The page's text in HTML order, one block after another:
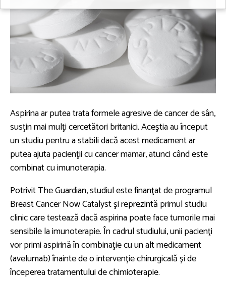
Aspirina ar putea trata formele agresive de cancer de sân,
susţin mai mulţi cercetători britanici. Aceştia au început
un studiu pentru a stabili dacă acest medicament ar
putea ajuta pacienţii cu cancer mamar, atunci când este
combinat cu imunoterapia.
Potrivit The Guardian, studiul este finanţat de programul
Breast Cancer Now Catalyst şi reprezintă primul studiu
clinic care testează dacă aspirina poate face tumorile mai
sensibile la imunoterapie. În cadrul studiului, unii pacienţi
vor primi aspirină în combinaţie cu un alt medicament
(avelumab) înainte de o intervenţie chirurgicală şi de
începerea tratamentului de chimioterapie.